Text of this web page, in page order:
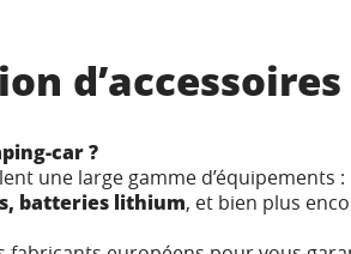
d’accessoires
car ?
une large gamme d’équipements :
batteries lithium, et bien plus